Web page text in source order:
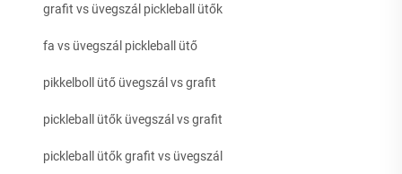
grafit vs üvegszál pickleball ütők
fa vs üvegszál pickleball ütő
pikkelboll ütő üvegszál vs grafit
pickleball ütők üvegszál vs grafit
pickleball ütők grafit vs üvegszál